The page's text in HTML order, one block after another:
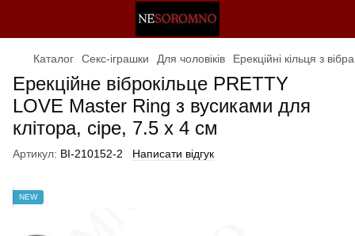
Каталог Секс-іграшки Для чоловіків Ерекційні кільця з
Ерекційне віброкільце PRETTY
LOVE Master Ring з вусиками для
клітора, сіре, 7.5 х 4 см
Артикул: BI-210152-2 Написати відгук
NEW